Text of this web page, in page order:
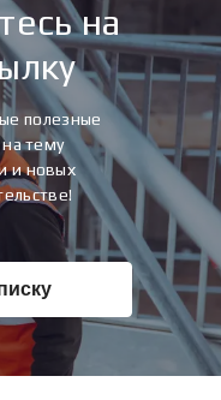
на
полезные
тему
и новых